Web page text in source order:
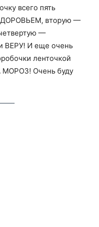
всего пять
вторую —
—
ВЕРУ! И еще очень
ленточкой
Очень буду